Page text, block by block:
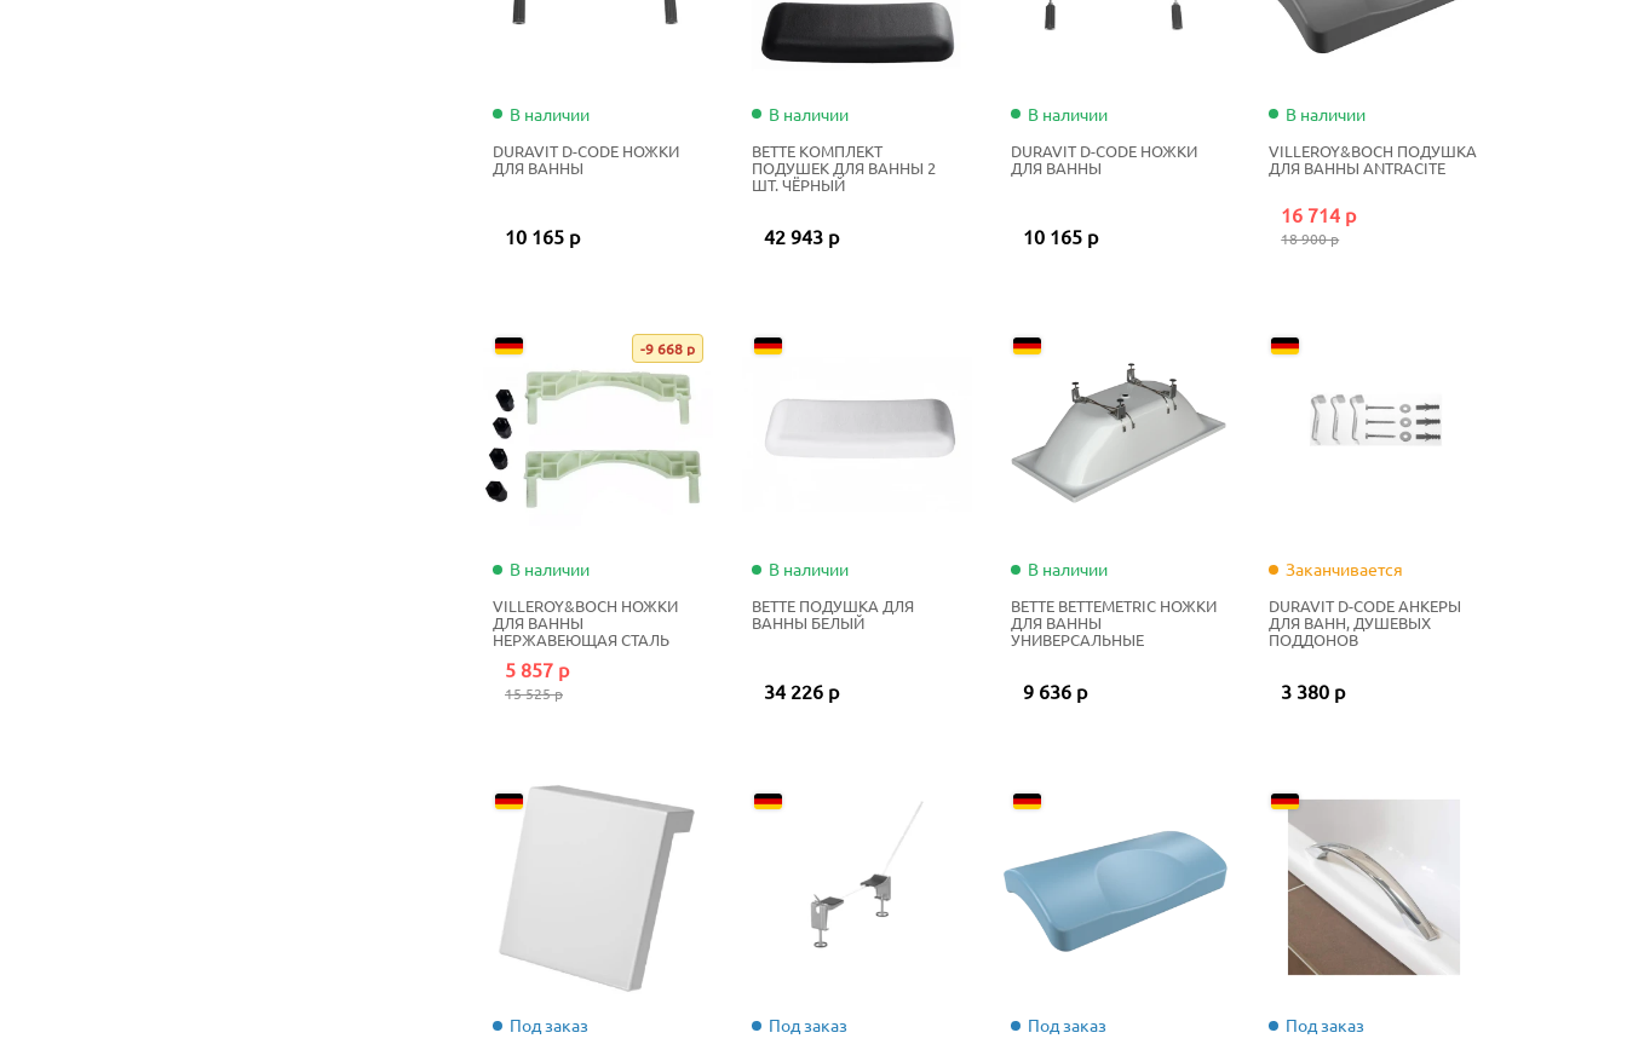
В наличии
DURAVIT D-CODE НОЖКИ
ДЛЯ ВАННЫ
10 165 р
В наличии
BETTE КОМПЛЕКТ
ПОДУШЕК ДЛЯ ВАННЫ 2
ШТ. ЧЁРНЫЙ
42 943 р
В наличии
DURAVIT D-CODE НОЖКИ
ДЛЯ ВАННЫ
10 165 р
В наличии
VILLEROY&BOCH ПОДУШКА
ДЛЯ ВАННЫ ANTRACITE
16 714 р
18 900 р
-9 668 р
В наличии
VILLEROY&BOCH НОЖКИ
ДЛЯ ВАННЫ
НЕРЖАВЕЮЩАЯ СТАЛЬ
5 857 р
15 525 р
В наличии
BETTE ПОДУШКА ДЛЯ
ВАННЫ БЕЛЫЙ
34 226 р
В наличии
BETTE BETTEMETRIC НОЖКИ
ДЛЯ ВАННЫ
УНИВЕРСАЛЬНЫЕ
9 636 р
Заканчивается
DURAVIT D-CODE АНКЕРЫ
ДЛЯ ВАНН, ДУШЕВЫХ
ПОДДОНОВ
3 380 р
Под заказ Под заказ Под заказ Под заказ